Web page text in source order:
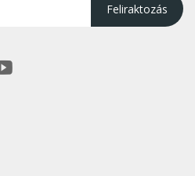
Feliraktozás